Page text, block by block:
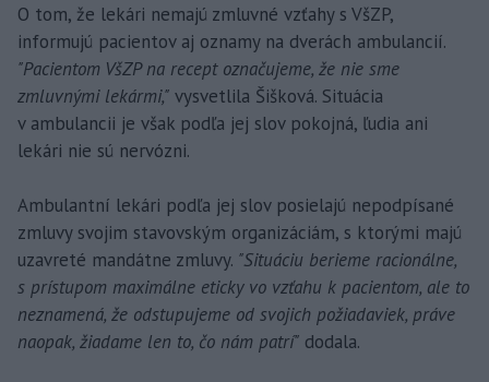
O tom, že lekári nemajú zmluvné vzťahy s VšZP,
informujú pacientov aj oznamy na dverách ambulancií.
"Pacientom VšZP na recept označujeme, že nie sme
zmluvnými lekármi," vysvetlila Šišková. Situácia
v ambulancii je však podľa jej slov pokojná, ľudia ani
lekári nie sú nervózni.
Ambulantní lekári podľa jej slov posielajú nepodpísané
zmluvy svojim stavovským organizáciám, s ktorými majú
uzavreté mandátne zmluvy. "Situáciu berieme racionálne,
s prístupom maximálne eticky vo vzťahu k pacientom, ale to
neznamená, že odstupujeme od svojich požiadaviek, práve
naopak, žiadame len to, čo nám patrí" dodala.